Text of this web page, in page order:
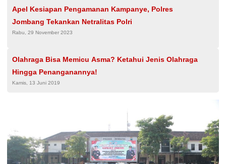
Apel Kesiapan Pengamanan Kampanye, Polres
Jombang Tekankan Netralitas Polri
Rabu, 29 November 2023
Olahraga Bisa Memicu Asma? Ketahui Jenis Olahraga
Hingga Penanganannya!
Kamis, 13 Juni 2019